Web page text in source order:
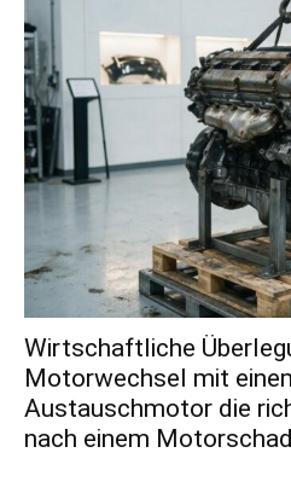
Wirtschaftliche
Motorwechsel mit
Austauschmotor die
nach einem